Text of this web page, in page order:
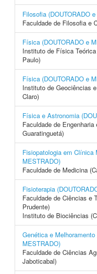
Filosofia (DOUTORADO
Faculdade de Filosofia e
Física (DOUTORADO e
Instituto de Física
Paulo)
Física (DOUTORADO e
Instituto de Geociências
Claro)
Física e Astronomia
Faculdade de
Guaratinguetá)
Fisiopatologia em Clínica
MESTRADO)
Faculdade de Medicina
Fisioterapia
Faculdade de Ciências e
Prudente)
Instituto de Biociências
Genética e
MESTRADO)
Faculdade de Ciências
Jaboticabal)